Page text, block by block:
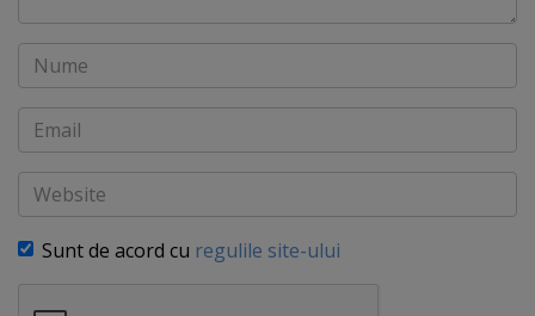
Nume
Email
Website
Sunt de acord cu regulile site-ului